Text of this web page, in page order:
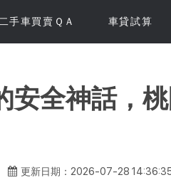
二手車買賣ＱＡ 車貸試算
安全神話，
更新日期：2026-07-28